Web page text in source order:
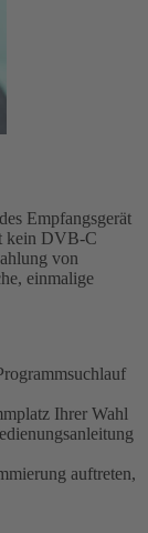
Empfangsgerät
kein DVB-C
von
einmalige
Ihrer Wahl
auftreten,